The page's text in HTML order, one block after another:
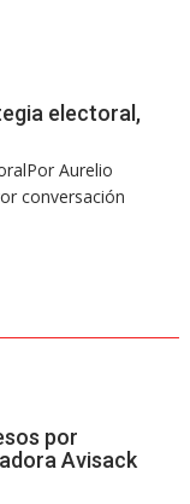
electoral,
Aurelio
conversación
por
Avisack